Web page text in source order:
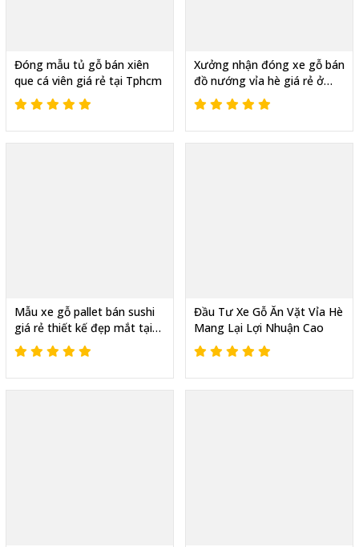
Đóng mẫu tủ gỗ bán xiên
que cá viên giá rẻ tại Tphcm
Xưởng nhận đóng xe gỗ bán
đồ nướng vỉa hè giá rẻ ở
quận 11
Mẫu xe gỗ pallet bán sushi
giá rẻ thiết kế đẹp mắt tại
Tphcm
Đầu Tư Xe Gỗ Ăn Vặt Vỉa Hè
Mang Lại Lợi Nhuận Cao